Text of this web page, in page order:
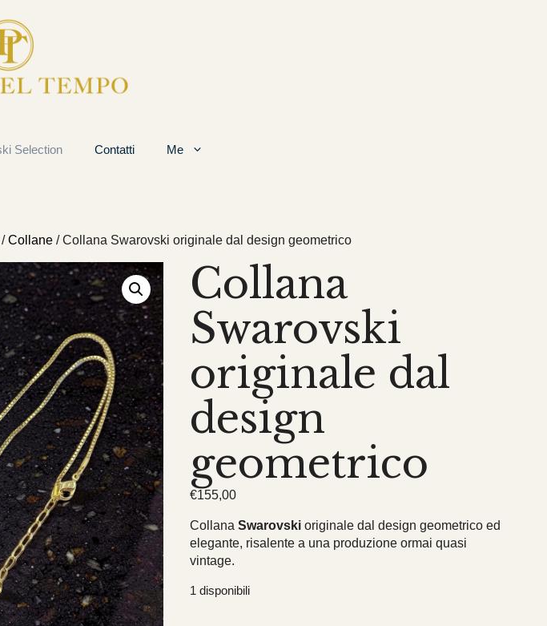
Selection Contatti Me
/Collane / Collana Swarovski originale dal design geometrico
Collana
Swarovski
originale dal
design
geometrico
€155,00
CollanaSwarovski originale dal design geometrico ed
elegante, risalente a una produzione ormai quasi
vintage.
1 disponibili